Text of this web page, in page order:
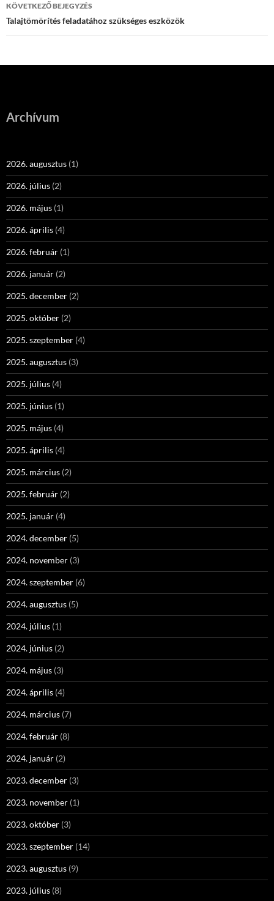
KÖVETKEZŐ BEJEGYZÉS
Talajtömörítés feladatához szükséges eszközök
Archívum
2026. augusztus (1)
2026. július (2)
2026. május (1)
2026. április (4)
2026. február (1)
2026. január (2)
2025. december (2)
2025. október (2)
2025. szeptember (4)
2025. augusztus (3)
2025. július (4)
2025. június (1)
2025. május (4)
2025. április (4)
2025. március (2)
2025. február (2)
2025. január (4)
2024. december (5)
2024. november (3)
2024. szeptember (6)
2024. augusztus (5)
2024. július (1)
2024. június (2)
2024. május (3)
2024. április (4)
2024. március (7)
2024. február (8)
2024. január (2)
2023. december (3)
2023. november (1)
2023. október (3)
2023. szeptember (14)
2023. augusztus (9)
2023. július (8)